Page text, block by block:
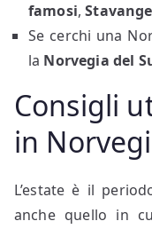
famosi,
Se cerchi una
la Norvegia del
Consigli
in
L’estate è il
anche quello in